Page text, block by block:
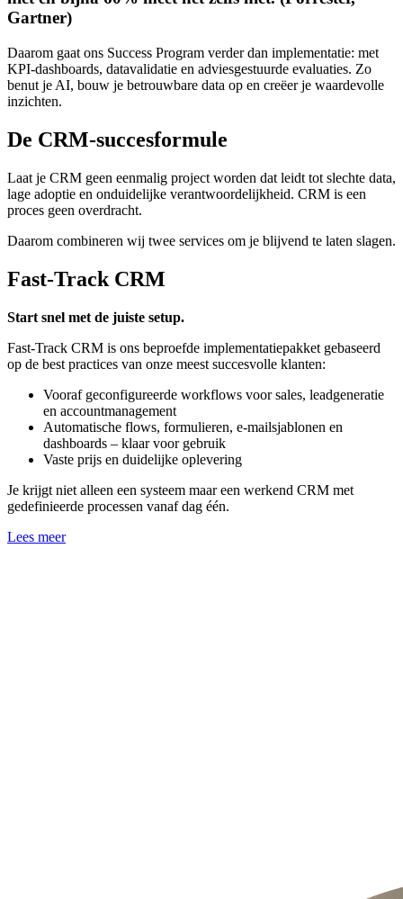
Gartner)
Daarom gaat ons Success Program verder dan implementatie: met
KPI-dashboards, datavalidatie en adviesgestuurde evaluaties. Zo
benut je AI, bouw je betrouwbare data op en creëer je waardevolle
inzichten.
De CRM-succesformule
Laat je CRM geen eenmalig project worden dat leidt tot slechte data,
lage adoptie en onduidelijke verantwoordelijkheid. CRM is een
proces geen overdracht.
Daarom combineren wij twee services om je blijvend te laten slagen.
Fast-Track CRM
Start snel met de juiste setup.
Fast-Track CRM is ons beproefde implementatiepakket gebaseerd
op de best practices van onze meest succesvolle klanten:
Vooraf geconfigureerde workflows voor sales, leadgeneratie
en accountmanagement
Automatische flows, formulieren, e-mailsjablonen en
dashboards – klaar voor gebruik
Vaste prijs en duidelijke oplevering
Je krijgt niet alleen een systeem maar een werkend CRM met
gedefinieerde processen vanaf dag één.
Lees meer